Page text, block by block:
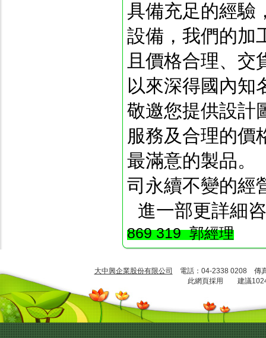
具備充足的經驗
設備，我們的加
且價格合理、交
以來深得國內知
敬邀您提供設計
服務及合理的價
最滿意的製品。
司永續不變的經
進一部更詳細
869 319 郭經理
大中興企業股份有限公司
電話：04-2338 0208 傳
此網頁採用 建議